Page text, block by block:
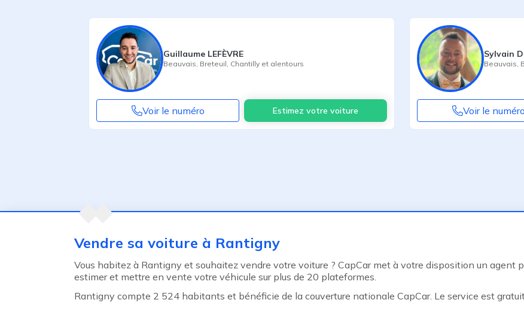
Guillaume LEFÈVRE
Beauvais Breteuil Chantilly et alentours
Voir le numéro Estimez votre voiture
Sylvain
Beauvais
Voir le numéro
Agent précédentVendre sa voiture à Rantigny
Vous habitez à Rantigny et souhaitez vendre votre voiture ? CapCar met à votre disposition un agent
estimer et mettre en vente votre véhicule sur plus de 20 plateformes.
Rantigny compte 2 524 habitants et bénéficie de la couverture nationale CapCar. Le service est